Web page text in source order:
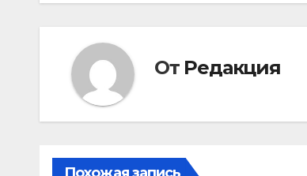
От Редакция